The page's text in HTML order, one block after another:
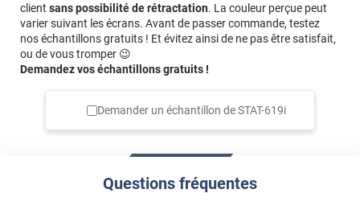
client sans possibilité de rétractation. La couleur perçue peut
varier suivant les écrans. Avant de passer commande, testez
nos échantillons gratuits ! Et évitez ainsi de ne pas être satisfait,
ou de vous tromper 😉
Demandez vos échantillons gratuits !
Demander un échantillon deSTAT-619i
Questions fréquentes
Extérieur comme intérieur : très bien
*****Il y a 2469 jours
Le film vitrage n'est pas mal.
*****Il y a 2702 jours
Pas encore posé le film , difficile de donner mon avis